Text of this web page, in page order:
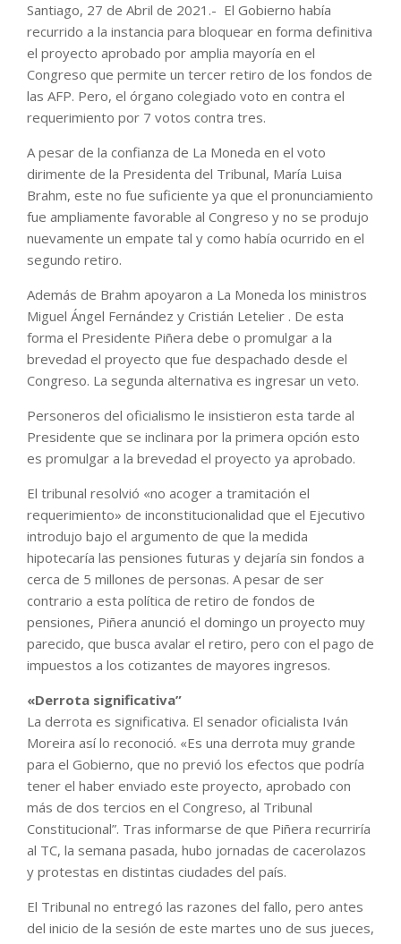
Santiago, 27 de Abril de 2021.- El Gobierno había
recurrido a la instancia para bloquear en forma definitiva
el proyecto aprobado por amplia mayoría en el
Congreso que permite un tercer retiro de los fondos de
las AFP. Pero, el órgano colegiado voto en contra el
requerimiento por 7 votos contra tres.
A pesar de la confianza de La Moneda en el voto
dirimente de la Presidenta del Tribunal, María Luisa
Brahm, este no fue suficiente ya que el pronunciamiento
fue ampliamente favorable al Congreso y no se produjo
nuevamente un empate tal y como había ocurrido en el
segundo retiro.
Además de Brahm apoyaron a La Moneda los ministros
Miguel Ángel Fernández y Cristián Letelier . De esta
forma el Presidente Piñera debe o promulgar a la
brevedad el proyecto que fue despachado desde el
Congreso. La segunda alternativa es ingresar un veto.
Personeros del oficialismo le insistieron esta tarde al
Presidente que se inclinara por la primera opción esto
es promulgar a la brevedad el proyecto ya aprobado.
El tribunal resolvió «no acoger a tramitación el
requerimiento» de inconstitucionalidad que el Ejecutivo
introdujo bajo el argumento de que la medida
hipotecaría las pensiones futuras y dejaría sin fondos a
cerca de 5 millones de personas. A pesar de ser
contrario a esta política de retiro de fondos de
pensiones, Piñera anunció el domingo un proyecto muy
parecido, que busca avalar el retiro, pero con el pago de
impuestos a los cotizantes de mayores ingresos.
«Derrota significativa”
La derrota es significativa. El senador oficialista Iván
Moreira así lo reconoció. «Es una derrota muy grande
para el Gobierno, que no previó los efectos que podría
tener el haber enviado este proyecto, aprobado con
más de dos tercios en el Congreso, al Tribunal
Constitucional”. Tras informarse de que Piñera recurriría
al TC, la semana pasada, hubo jornadas de cacerolazos
y protestas en distintas ciudades del país.
El Tribunal no entregó las razones del fallo, pero antes
del inicio de la sesión de este martes uno de sus jueces,